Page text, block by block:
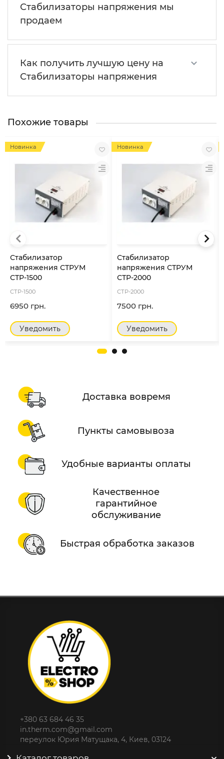
Стабилизаторы напряжения мы
продаем
Как получить лучшую цену на
Стабилизаторы напряжения
Похожие товары
Новинка
Стабилизатор
напряжения СТРУМ
СТР-1500
СТР-1500
6950 грн.
Уведомить
Новинка
Стабилизатор
напряжения СТРУМ
СТР-2000
СТР-2000
7500 грн.
Уведомить
Доставка вовремя
Пункты самовывоза
Удобные варианты оплаты
Качественное
гарантийное
обслуживание
Быстрая обработка заказов
+380 63 684 46 35
in.therm.com@gmail.com
переулок Юрия Матущака, 4, Киев, 03124